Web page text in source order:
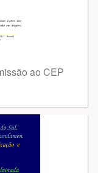
ao CEP